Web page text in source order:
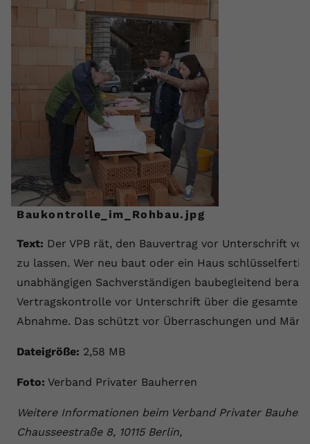
Baukontrolle_im_Rohbau.jpg
Text: Der VPB rät, den Bauvertrag vor Unterschrift
zu lassen. Wer neu baut oder ein Haus
unabhängigen Sachverständigen baubegleitend
Vertragskontrolle vor Unterschrift über die gesamte
Abnahme. Das schützt vor Überraschungen und
Dateigröße: 2,58 MB
Foto: Verband Privater Bauherren
Weitere Informationen beim Verband Privater
Chausseestraße 8, 10115 Berlin,